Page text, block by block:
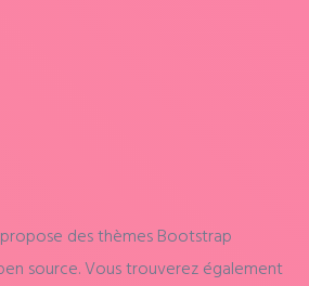
propose des thèmes Bootstrap
source. Vous trouverez également